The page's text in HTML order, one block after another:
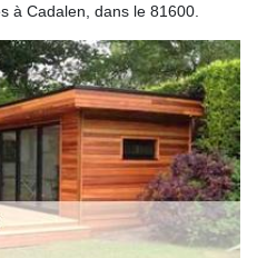
à Cadalen, dans le 81600.